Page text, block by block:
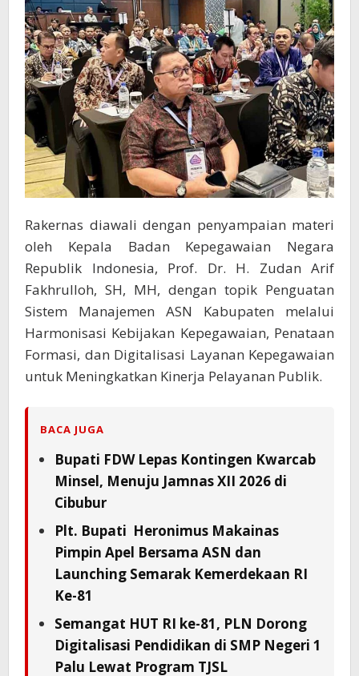
Rakernas diawali dengan penyampaian materi
oleh Kepala Badan Kepegawaian Negara
Republik Indonesia, Prof. Dr. H. Zudan Arif
Fakhrulloh, SH, MH, dengan topik Penguatan
Sistem Manajemen ASN Kabupaten melalui
Harmonisasi Kebijakan Kepegawaian, Penataan
Formasi, dan Digitalisasi Layanan Kepegawaian
untuk Meningkatkan Kinerja Pelayanan Publik.
BACA JUGA
Bupati FDW Lepas Kontingen Kwarcab
Minsel, Menuju Jamnas XII 2026 di
Cibubur
Plt. Bupati Heronimus Makainas
Pimpin Apel Bersama ASN dan
Launching Semarak Kemerdekaan RI
Ke-81
Semangat HUT RI ke-81, PLN Dorong
Digitalisasi Pendidikan di SMP Negeri 1
Palu Lewat Program TJSL